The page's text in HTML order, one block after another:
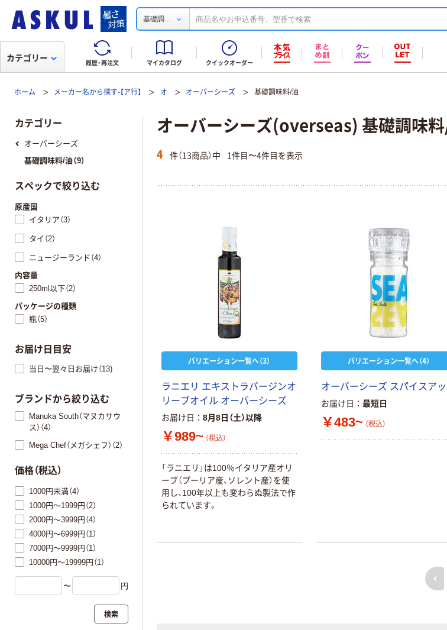
基礎調 ...
履歴・再注文 マイカタログ クイックオーダー
カテゴリー
ホーム メーカー名から探す-【ア行】 オ オーバーシーズ 基礎調味料/油
オーバーシーズ(overseas) 基礎調味
4 件（13商品）中 1件目〜4件目を表示
バリエーション一覧へ（3）
ラニエリ エキストラバージンオ
リーブオイル オーバーシーズ
お届け日 8月8日（土）以降
￥989~ （税込）
「ラニエリ」は100％イタリア産オリ
ーブ（プーリア産、ソレント産）を使
用し、100年以上も変わらぬ製法で作
られています。
バリエーション一覧へ（4）
オーバーシーズ スパイスア
お届け日 最短日
￥483~ （税込）
前へ
カテゴリー
オーバーシーズ
基礎調味料/油（9）
スペックで絞り込む
原産国
イタリア（3）
タイ（2）
ニュージーランド（4）
内容量
250ml以下（2）
パッケージの種類
瓶（5）
お届け日目安
当日〜翌々日お届け（13)
ブランドから絞り込む
Manuka South（マヌカサウ
ス）（4）
Mega Chef（メガシェフ）（2）
価格（税込）
1000円未満（4）
1000円～1999円（2）
2000円～3999円（4）
4000円～6999円（1）
7000円～9999円（1）
10000円～19999円（1）
〜 円
検索